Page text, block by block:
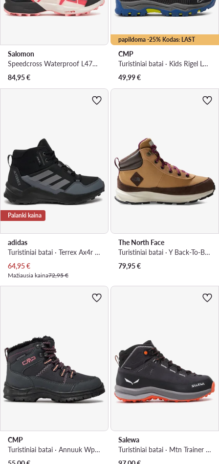
Salomon
Speedcross Waterproof L47856600 · Turistiniai batai
84,95€
papildoma -25% Kodas: LAST
CMP
Turistiniai batai · Kids Rigel Low Trekking Wp 3Q54554 · Tamsiai mėlyna
49,99€
Palanki kaina
adidas
Turistiniai batai · Terrex Ax4r Mid Rain.Rdy IF6517 · Juoda
Dabartinė kaina
64,95€
Mažiausia kaina72,95 €
The North Face
Turistiniai batai · Y Back-To-Berkeley Iv Hiker NF0A7W5ZOHU1 · Ruda
79,95€
CMP
Turistiniai batai · Annuuk Wp 31Q4954 · Pilka
Salewa
Turistiniai batai · Mtn Trainer 2 Mid Ptx K 64011-0878 · Pilka